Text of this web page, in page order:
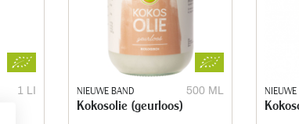
1 LI NIEUWE BAND 500 ML
Kokosolie (geurloos)